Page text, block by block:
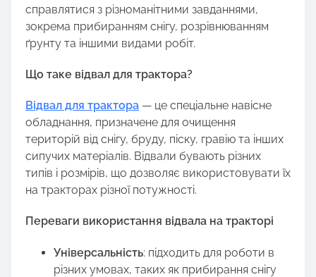
справлятися з різноманітними завданнями,
зокрема прибиранням снігу, розрівнюванням
ґрунту та іншими видами робіт.
Що таке відвал для трактора?
Відвал для трактора — це спеціальне навісне
обладнання, призначене для очищення
територій від снігу, бруду, піску, гравію та інших
сипучих матеріалів. Відвали бувають різних
типів і розмірів, що дозволяє використовувати їх
на тракторах різної потужності.
Переваги використання відвала на тракторі
Універсальність: підходить для роботи в
різних умовах, таких як прибирання снігу